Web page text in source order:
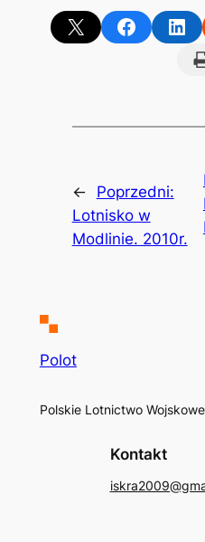
Share on X Share on Share
←
Poprzedni:
Lotnisko w
Modlinie. 2010r.
Polot
Polskie Lotnictwo Wojskowe
Kontakt